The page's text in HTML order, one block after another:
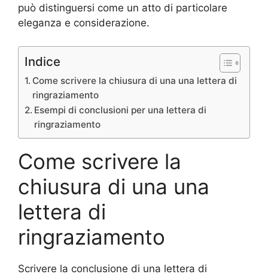
può distinguersi come un atto di particolare
eleganza e considerazione.
Indice
Come scrivere la chiusura di una una lettera di
ringraziamento
Esempi di conclusioni per una lettera di
ringraziamento
Come scrivere la
chiusura di una una
lettera di
ringraziamento
Scrivere la conclusione di una lettera di